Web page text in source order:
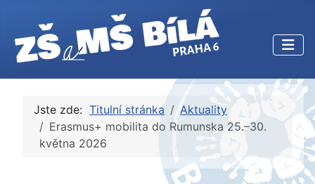
Jste zde: Titulní stránka
Aktuality
Erasmus+ mobilita do Rumunska 25.–30.
května 2026